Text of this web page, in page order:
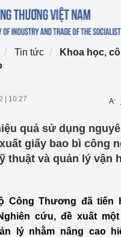
Tin tức
Khoa học,
10:27 A-
quả sử dụng
giấy bao bì công
thuật và quản lý vận
Công Thương đã tiến
cứu, đề xuất
lý nhằm nâng cao